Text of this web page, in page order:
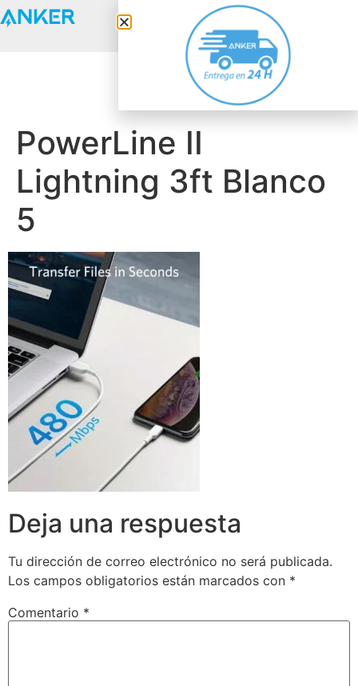
PowerLine II
Lightning 3ft Blanco
5
Deja una respuesta
Tu dirección de correo electrónico no será publicada.
Los campos obligatorios están marcados con *
Comentario *